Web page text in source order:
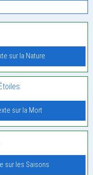
sur la Nature
sur la Mort
sur les Saisons